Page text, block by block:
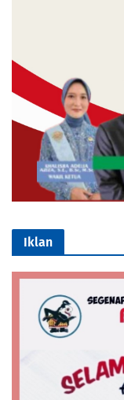
Iklan